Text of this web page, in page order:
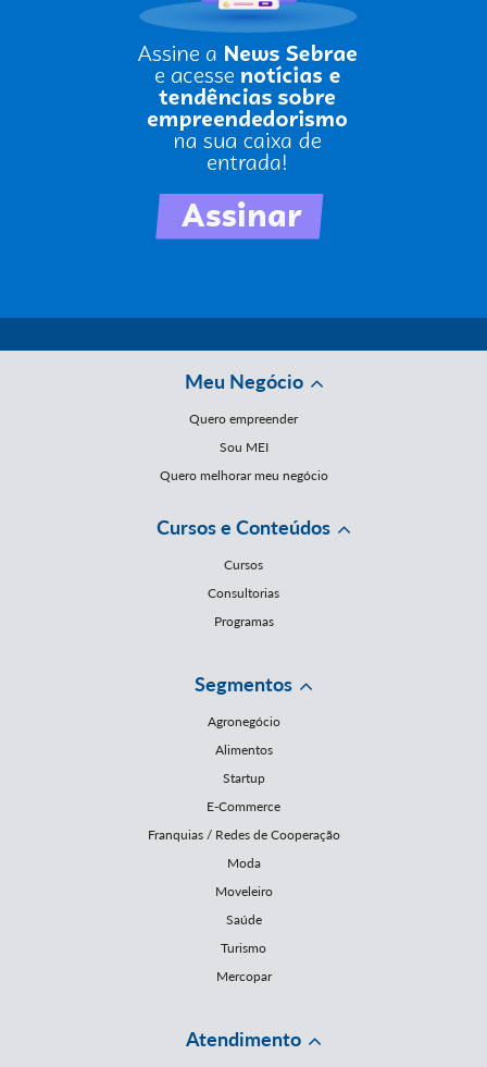
Meu Negócio
Quero empreender
Sou MEI
Quero melhorar meu negócio
Cursos e Conteúdos
Cursos
Consultorias
Programas
Segmentos
Agronegócio
Alimentos
Startup
E-Commerce
Franquias / Redes de Cooperação
Moda
Moveleiro
Saúde
Turismo
Mercopar
Atendimento